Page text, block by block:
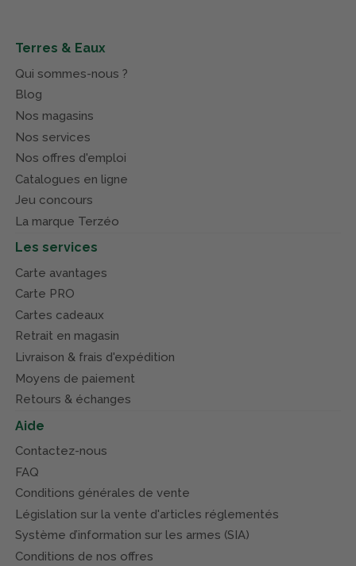
Terres & Eaux
Qui sommes-nous ?
Blog
Nos magasins
Nos services
Nos offres d'emploi
Catalogues en ligne
Jeu concours
La marque Terzéo
Les services
Carte avantages
Carte PRO
Cartes cadeaux
Retrait en magasin
Livraison & frais d'expédition
Moyens de paiement
Retours & échanges
Aide
Contactez-nous
FAQ
Conditions générales de vente
Législation sur la vente d'articles réglementés
Système d’information sur les armes (SIA)
Conditions de nos offres